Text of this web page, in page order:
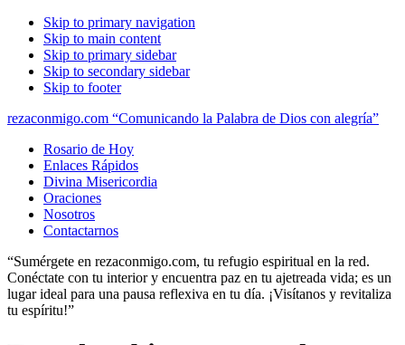
Skip to primary navigation
Skip to main content
Skip to primary sidebar
Skip to secondary sidebar
Skip to footer
rezaconmigo.com “Comunicando la Palabra de Dios con alegría”
Rosario de Hoy
Enlaces Rápidos
Divina Misericordia
Oraciones
Nosotros
Contactarnos
“Sumérgete en rezaconmigo.com, tu refugio espiritual en la red.
Conéctate con tu interior y encuentra paz en tu ajetreada vida; es un
lugar ideal para una pausa reflexiva en tu día. ¡Visítanos y revitaliza
tu espíritu!”